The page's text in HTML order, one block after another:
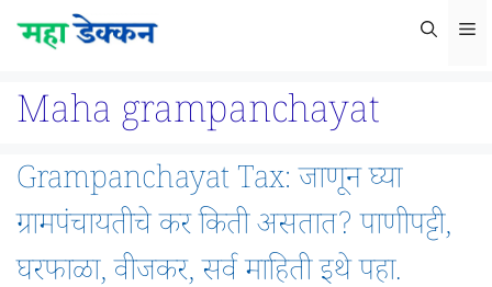
Skip
Maha grampanchayat
Grampanchayat Tax: जाणून घ्या
ग्रामपंचायतीचे कर किती असतात? पाणीपट्टी,
घरफाळा, वीजकर, सर्व माहिती इथे पहा.